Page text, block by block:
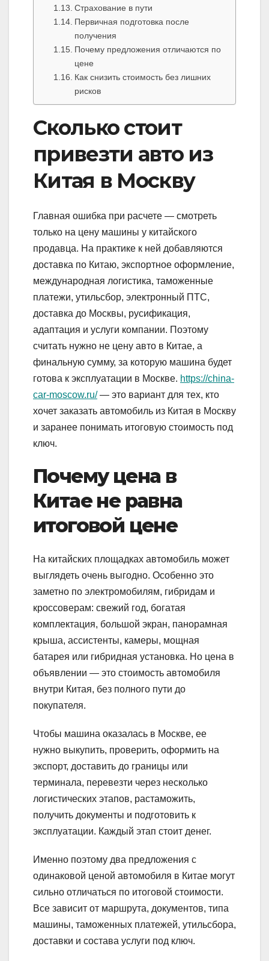
Страхование в пути
Первичная подготовка после
получения
Почему предложения отличаются по
цене
Как снизить стоимость без лишних
рисков
Сколько стоит
привезти авто из
Китая в Москву
Главная ошибка при расчете — смотреть
только на цену машины у китайского
продавца. На практике к ней добавляются
доставка по Китаю, экспортное оформление,
международная логистика, таможенные
платежи, утильсбор, электронный ПТС,
доставка до Москвы, русификация,
адаптация и услуги компании. Поэтому
считать нужно не цену авто в Китае, а
финальную сумму, за которую машина будет
готова к эксплуатации в Москве. https://china-
car-moscow.ru/— это вариант для тех, кто
хочет заказать автомобиль из Китая в Москву
и заранее понимать итоговую стоимость под
ключ.
Почему цена в
Китае не равна
итоговой цене
На китайских площадках автомобиль может
выглядеть очень выгодно. Особенно это
заметно по электромобилям, гибридам и
кроссоверам: свежий год, богатая
комплектация, большой экран, панорамная
крыша, ассистенты, камеры, мощная
батарея или гибридная установка. Но цена в
объявлении — это стоимость автомобиля
внутри Китая, без полного пути до
покупателя.
Чтобы машина оказалась в Москве, ее
нужно выкупить, проверить, оформить на
экспорт, доставить до границы или
терминала, перевезти через несколько
логистических этапов, растаможить,
получить документы и подготовить к
эксплуатации. Каждый этап стоит денег.
Именно поэтому два предложения с
одинаковой ценой автомобиля в Китае могут
сильно отличаться по итоговой стоимости.
Все зависит от маршрута, документов, типа
машины, таможенных платежей, утильсбора,
доставки и состава услуги под ключ.